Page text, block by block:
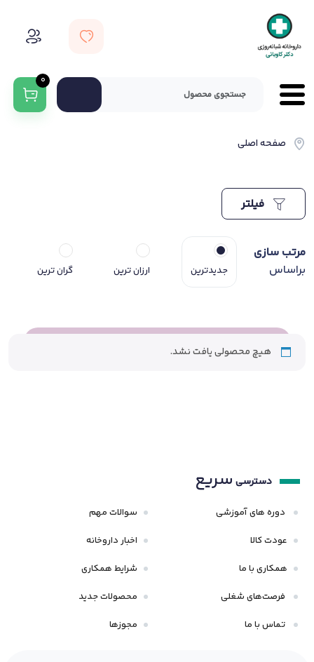
0
صفحه اصلی
مرتب سازی
براساس
جدیدترین ارزان ترین گران ترین
هیچ محصولی یافت نشد.
دسترسی سریع
دوره های آموزشی
عودت کالا
همکاری با ما
فرصت‌های شغلی
تماس با ما
سوالات مهم
اخبار داروخانه
شرایط همکاری
محصولات جدید
مجوزها